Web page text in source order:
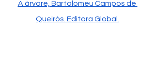
A árvore, Bartolomeu Campos de
Queirós . Editora Global.